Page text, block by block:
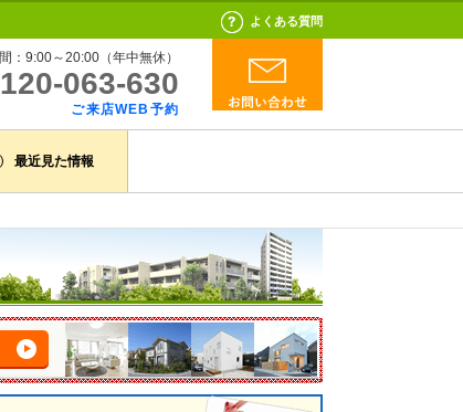
よくある質問
：9:00～20:00（年中無休）
063-630
ご来店WEB予約
最近見た情報